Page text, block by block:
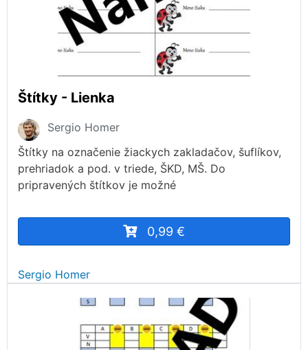
Štítky - Lienka
Sergio Homer
Štítky na označenie žiackych zakladačov, šuflíkov,
prehriadok a pod. v triede, ŠKD, MŠ. Do
pripravených štítkov je možné
0,99 €
Sergio Homer